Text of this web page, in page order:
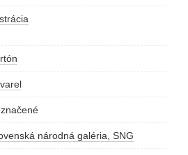
národná galéria, SNG